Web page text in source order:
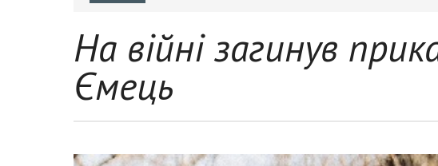
На війні загинув
Ємець